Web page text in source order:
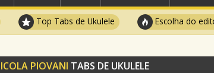
Top Tabs de Ukulele Escolha do
PIOVANI TABS DE UKULELE